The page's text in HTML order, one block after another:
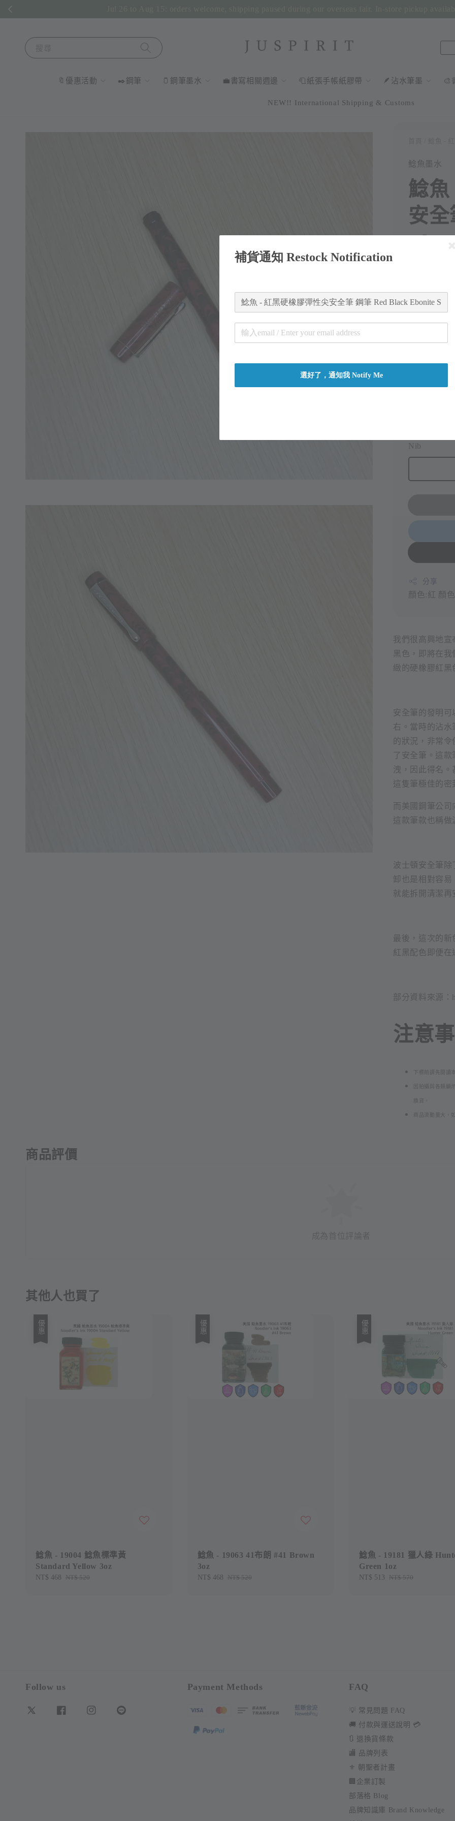
🔖優惠活動 ✒️鋼筆 🫙鋼筆墨水 💼書寫相關週邊 🧻紙張手帳紙膠帶 🪶沾水筆墨 🎨
NEW!! International Shipping & Customs
鯰魚墨水
鯰魚
安
Secure
Nib
分享
顏色:紅 顏
我們很高興地
黑色，即將在
緻的硬橡膠紅
安全筆的發明可
右。當時的沾
的狀況，非常
了安全筆。這
洩，因此得名
這隻筆極佳的密
而美國鋼筆公
這款筆款也稱
波士頓安全筆
卸也是相對容
就能拆開清潔
最後，這次的新
紅黑配色即便
部分資料來源：
注意
下標前請先閱讀
因拍攝與各類顯
換貨。
商品流動量大，
商品評價
其他人也買了
優惠
鯰魚 - 19004 鯰魚標準黃
Standard Yellow 3oz
Sale
NT$ 468 Regular
NT$ 520
優惠
鯰魚 - 19063 41布朗 #41 Brown
3oz
Sale
NT$ 468 Regular
NT$ 520
優惠
鯰魚 - 19181 獵人綠
Green 1oz
Sale
NT$ 513 Regular
NT$ 570
Follow us Payment Methods FAQ
💡 常見問題 FAQ
🚚 付款與運送說明 💳
🔃 退換貨條款
🏬 品牌列表
⚜️ 朝聖者計畫
🏢企業訂製
部落格 Blog
品牌知識庫 Brand Knowledge
補貨通知 Restock Notification
選好了，通知我 Notify Me